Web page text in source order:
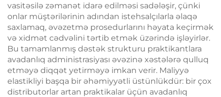
vasitəsilə zəmanət idarə edilməsi sadələşir, çünki
onlar müştərilərinin adından istehsalçılarla əlaqə
saxlamaq, əvəzetmə prosedurlarını həyata keçirmək
və xidmət cədvəlini tərtib etmək üzərində işləyirlər.
Bu tamamlanmış dəstək strukturu praktikantlara
avadanlıq administrasiyası əvəzinə xəstələrə qulluq
etməyə diqqət yetirməyə imkan verir. Maliyyə
elastikliyi başqa bir əhəmiyyətli üstünlükdür: bir çox
distributorlar artan praktikalar üçün avadanlıq